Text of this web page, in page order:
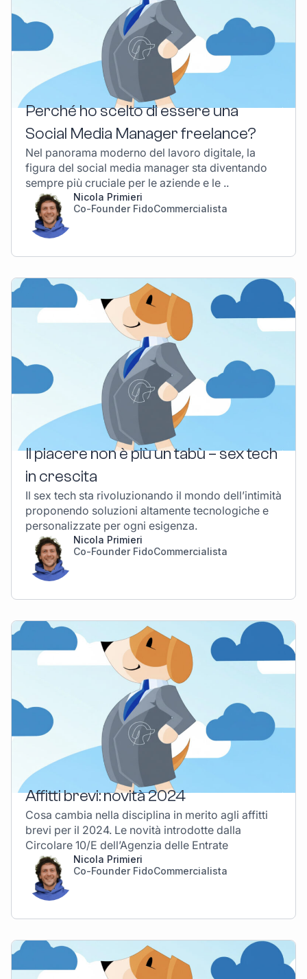
Perché ho scelto di essere una
Social Media Manager freelance?
Nel panorama moderno del lavoro digitale, la
figura del social media manager sta diventando
sempre più cruciale per le aziende e le ..
Nicola Primieri
Co-Founder FidoCommercialista
Il piacere non è più un tabù – sex tech
in crescita
Il sex tech sta rivoluzionando il mondo dell’intimità
proponendo soluzioni altamente tecnologiche e
personalizzate per ogni esigenza.
Nicola Primieri
Co-Founder FidoCommercialista
Affitti brevi: novità 2024
Cosa cambia nella disciplina in merito agli affitti
brevi per il 2024. Le novità introdotte dalla
Circolare 10/E dell’Agenzia delle Entrate
Nicola Primieri
Co-Founder FidoCommercialista